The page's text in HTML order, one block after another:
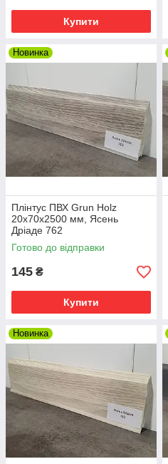
Купити
Новинка
Плінтус ПВХ Grun Holz
20x70x2500 мм, Ясень
Дріаде 762
Готово до відправки
145 ₴
Купити
Новинка